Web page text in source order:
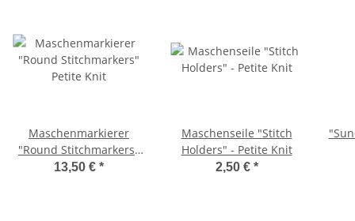
Maschenmarkierer
"Round Stitchmarkers"
Petite Knit
13,50 € *
Maschenseile "Stitch
Holders" - Petite Knit
2,50 € *